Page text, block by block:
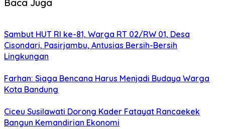
Sambut HUT RI ke-81, Warga RT 02/RW 01, Desa
Cisondari, Pasirjambu, Antusias Bersih-Bersih
Lingkungan
Farhan: Siaga Bencana Harus Menjadi Budaya Warga
Kota Bandung
Ciceu Susilawati Dorong Kader Fatayat Rancaekek
Bangun Kemandirian Ekonomi